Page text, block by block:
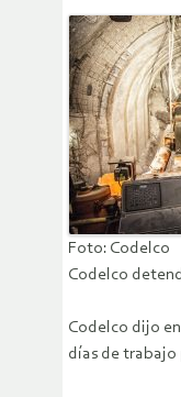
Foto: Codelco
Codelco
Codelco dijo
días de trabajo